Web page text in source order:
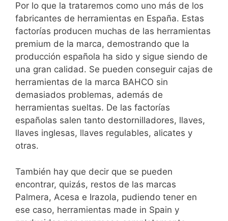
Por lo que la trataremos como uno más de los
fabricantes de herramientas en España. Estas
factorías producen muchas de las herramientas
premium de la marca, demostrando que la
producción española ha sido y sigue siendo de
una gran calidad. Se pueden conseguir cajas de
herramientas de la marca BAHCO sin
demasiados problemas, además de
herramientas sueltas. De las factorías
españolas salen tanto destornilladores, llaves,
llaves inglesas, llaves regulables, alicates y
otras.
También hay que decir que se pueden
encontrar, quizás, restos de las marcas
Palmera, Acesa e Irazola, pudiendo tener en
ese caso, herramientas made in Spain y